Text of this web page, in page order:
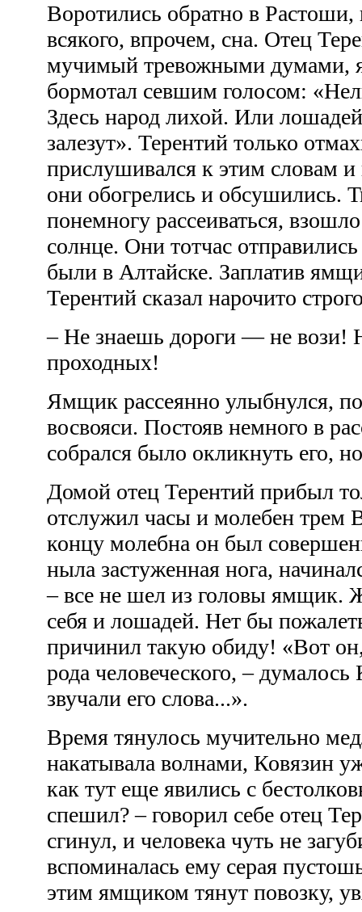
Воротились обратно в Растоши,
всякого, впрочем, сна. Отец
мучимый тревожными думами,
бормотал севшим голосом:
Здесь народ лихой. Или
залезут». Терентий только
прислушивался к этим словам и
они обогрелись и обсушились.
понемногу рассеиваться,
солнце. Они тотчас
были в Алтайске. Заплатив
Терентий сказал нарочито
– Не знаешь дороги — не вози!
проходных!
Ямщик рассеянно улыбнулся,
восвояси. Постояв немного в
собрался было окликнуть его,
Домой отец Терентий прибыл
отслужил часы и молебен трем
концу молебна он был
ныла застуженная нога,
– все не шел из головы ямщик.
себя и лошадей. Нет бы
причинил такую обиду! «Вот
рода человеческого, –
звучали его слова...».
Время тянулось мучительно
накатывала волнами, Ковязин
как тут еще явились с
спешил? – говорил себе отец
сгинул, и человека чуть не
вспоминалась ему серая
этим ямщиком тянут повозку,